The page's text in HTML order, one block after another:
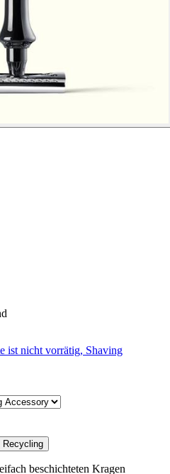
ist nicht vorrätig, Shaving
Recycling
beschichteten Kragen